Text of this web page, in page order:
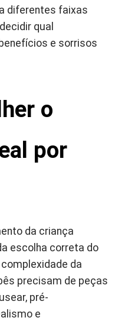
diferentes faixas
qual
e sorrisos
o
por
da criança
escolha correta do
da
precisam de peças
pré-
e